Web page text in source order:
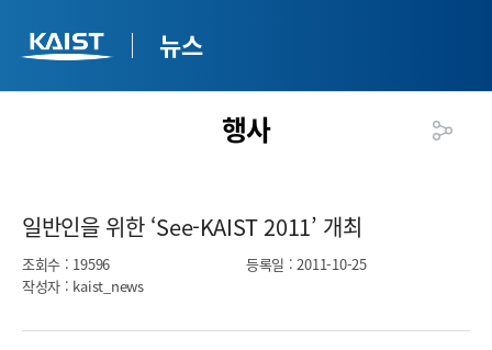
뉴스
행사
일반인을 위한 ‘See-KAIST 2011’ 개최​
조회수 : 19596 등록일 : 2011-10-25
작성자 : kaist_news